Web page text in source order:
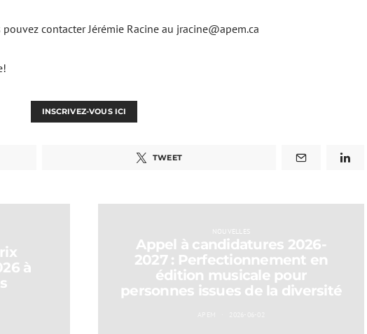
contacter Jérémie Racine au jracine@apem.ca
INSCRIVEZ-VOUS ICI
TWEET
à
NOUVELLES
Appel à candidatures 2026-
2027 : Perfectionnement en
édition musicale pour
personnes issues de la diversité